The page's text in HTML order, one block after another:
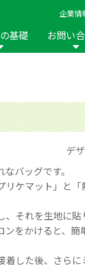
企業情
2013年 2012
ルト
手芸用品
ッズ ペーパー
基礎 お問い
デ
バッグです。
リケマット」と「
、それを生地に貼
ンをかけると、簡
着した後、さらに